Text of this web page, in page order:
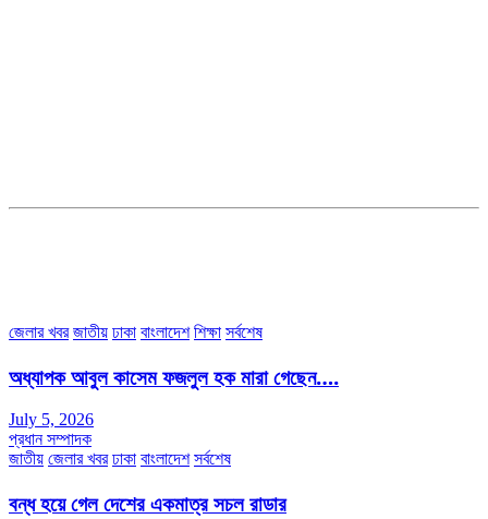
জেলার খবর জাতীয় ঢাকা বাংলাদেশ শিক্ষা সর্বশেষ
অধ্যাপক আবুল কাসেম ফজলুল হক মারা গেছেন….
July 5, 2026
প্রধান সম্পাদক
জাতীয় জেলার খবর ঢাকা বাংলাদেশ সর্বশেষ
বন্ধ হয়ে গেল দেশের একমাত্র সচল রাডার